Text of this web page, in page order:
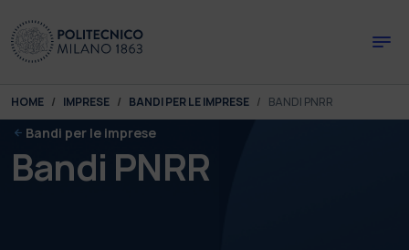
You are here:
HOME IMPRESE BANDI PER LE IMPRESE BANDI PNRR
Bandi per le imprese
Bandi PNRR